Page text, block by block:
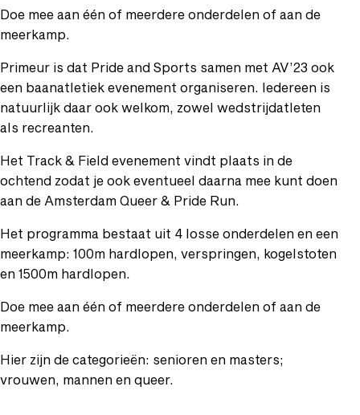
Doe mee aan één of meerdere onderdelen of aan de
meerkamp.
Primeur is dat Pride and Sports samen met AV’23 ook
een baanatletiek evenement organiseren. Iedereen is
natuurlijk daar ook welkom, zowel wedstrijdatleten
als recreanten.
Het Track & Field evenement vindt plaats in de
ochtend zodat je ook eventueel daarna mee kunt doen
aan de Amsterdam Queer & Pride Run.
Het programma bestaat uit 4 losse onderdelen en een
meerkamp: 100m hardlopen, verspringen, kogelstoten
en 1500m hardlopen.
Doe mee aan één of meerdere onderdelen of aan de
meerkamp.
Hier zijn de categorieën: senioren en masters;
vrouwen, mannen en queer.